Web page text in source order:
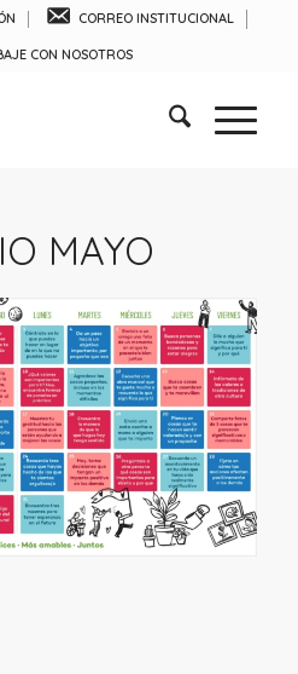
CORREO INSTITUCIONAL
CON NOSOTROS
MAYO